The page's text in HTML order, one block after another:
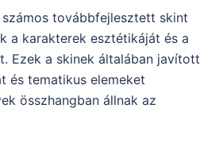
számos továbbfejlesztett skint
a karakterek esztétikáját és a
Ezek a skinek általában javított
és tematikus elemeket
összhangban állnak az